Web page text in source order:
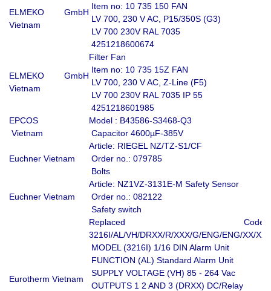
ELMEKO GmbH
Vietnam
Item no: 10 735 150 FAN
LV 700, 230 V AC, P15/350S (G3)
LV 700 230V RAL 7035
4251218600674
ELMEKO GmbH
Vietnam
Filter Fan
Item no: 10 735 15Z FAN
LV 700, 230 V AC, Z-Line (F5)
LV 700 230V RAL 7035 IP 55
4251218601985
EPCOS
Vietnam
Model : B43586-S3468-Q3
Capacitor 4600µF-385V
Euchner Vietnam
Article: RIEGEL NZ/TZ-S1/CF
Order no.: 079785
Bolts
Euchner Vietnam
Article: NZ1VZ-3131E-M Safety Sensor
Order no.: 082122
Safety switch
Eurotherm Vietnam
Replaced Code:
3216I/AL/VH/DRXX/R/XXX/G/ENG/ENG/XX/XX
MODEL (3216I) 1/16 DIN Alarm Unit
FUNCTION (AL) Standard Alarm Unit
SUPPLY VOLTAGE (VH) 85 - 264 Vac
OUTPUTS 1 2 AND 3 (DRXX) DC/Relay